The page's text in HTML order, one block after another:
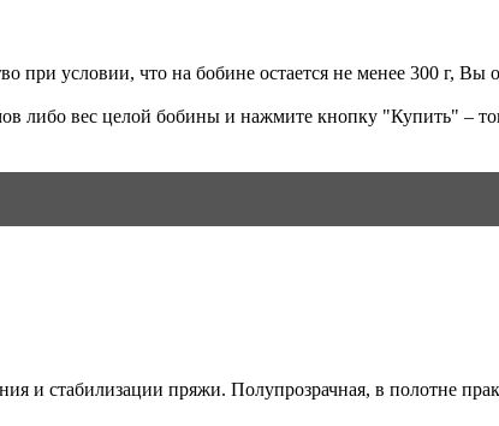
при условии, что на бобине остается не менее 300 г, Вы
либо вес целой бобины и нажмите кнопку "Купить" –
и стабилизации пряжи. Полупрозрачная, в полотне